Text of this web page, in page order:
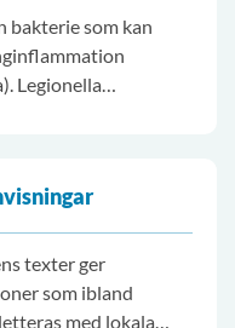
bakterie som kan
Legionella
texter ger
som ibland
med lokala